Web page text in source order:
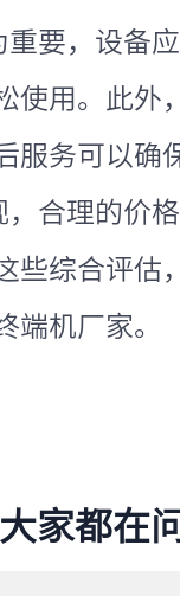
要，设备
使用。此外
服务可以确
合理的价
些综合评估
端机厂家。
大家都在